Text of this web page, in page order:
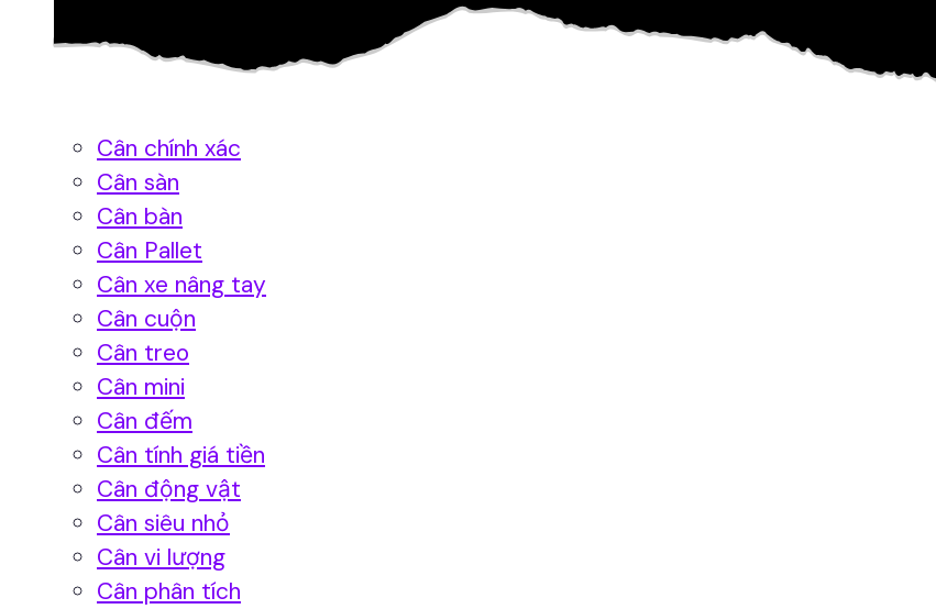
Cân chính xác
Cân sàn
Cân bàn
Cân Pallet
Cân xe nâng tay
Cân cuộn
Cân treo
Cân mini
Cân đếm
Cân tính giá tiền
Cân động vật
Cân siêu nhỏ
Cân vi lượng
Cân phân tích